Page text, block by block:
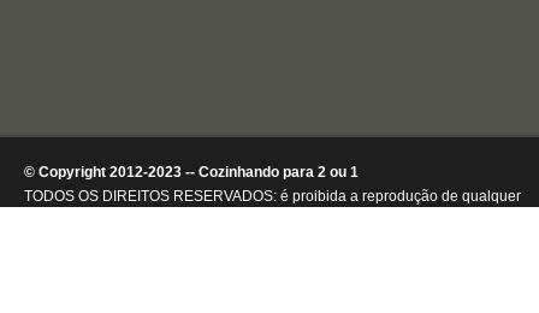
© Copyright 2012-2023 -- Cozinhando para 2 ou 1
TODOS OS DIREITOS RESERVADOS: é proibida a reprodução de qualquer